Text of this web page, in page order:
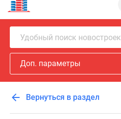
Квартиры
Ипотека
Новостройки
Москвы
Новостройки
Подмосковья
Новостройки
Москвы
Готовые
Удобный поиск новостроек
Доп. параметры
Вернуться в раздел